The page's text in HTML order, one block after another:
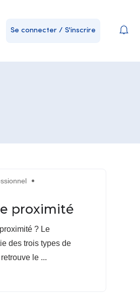
Se connecter / S'inscrire
proximité
? Le
des trois types de
le ...